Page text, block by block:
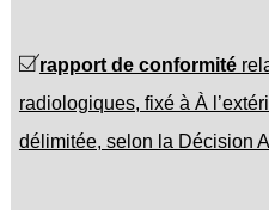
rapport de conformité
radiologiques, fixé à À
délimitée, selon la Décision